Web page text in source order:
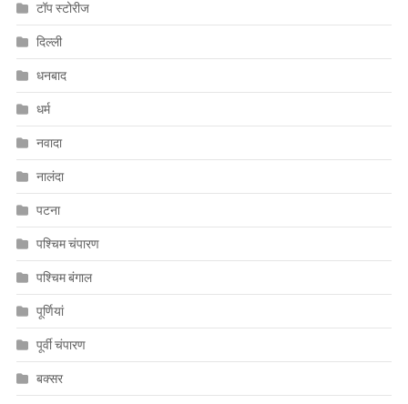
टॉप स्टोरीज
दिल्ली
धनबाद
धर्म
नवादा
नालंदा
पटना
पश्चिम चंपारण
पश्चिम बंगाल
पूर्णियां
पूर्वी चंपारण
बक्सर